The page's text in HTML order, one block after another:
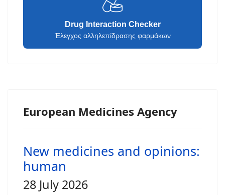
Drug Interaction Checker
Έλεγχος αλληλεπίδρασης φαρμάκων
European Medicines Agency
New medicines and opinions:
human
28 July 2026